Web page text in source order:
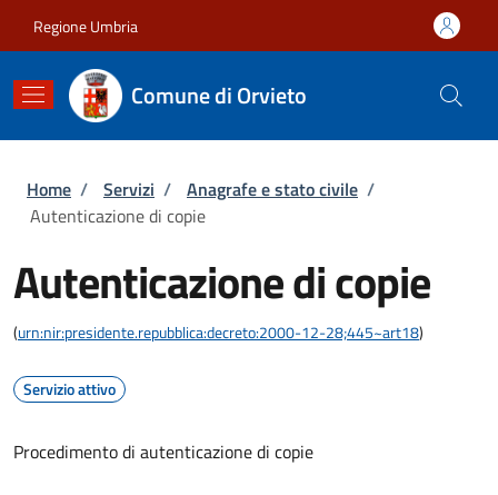
Regione Umbria
Comune di Orvieto
Briciole di pane
Home / Servizi / Anagrafe e stato civile /
Autenticazione di copie
Autenticazione di copie
(urn:nir:presidente.repubblica:decreto:2000-12-28;445~art18)
Servizio attivo
Procedimento di autenticazione di copie